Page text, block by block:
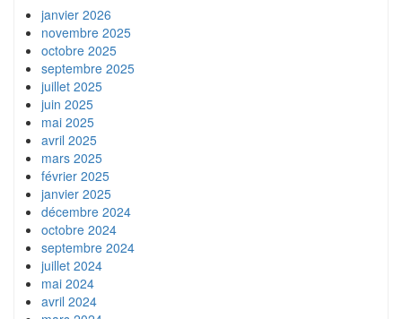
janvier 2026
novembre 2025
octobre 2025
septembre 2025
juillet 2025
juin 2025
mai 2025
avril 2025
mars 2025
février 2025
janvier 2025
décembre 2024
octobre 2024
septembre 2024
juillet 2024
mai 2024
avril 2024